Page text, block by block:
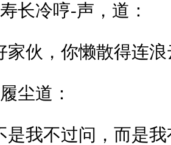
长冷哼-声，道：
伙，你懒散得连浪
尘道：
我不过问，而是